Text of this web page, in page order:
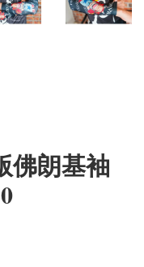
佛朗基袖